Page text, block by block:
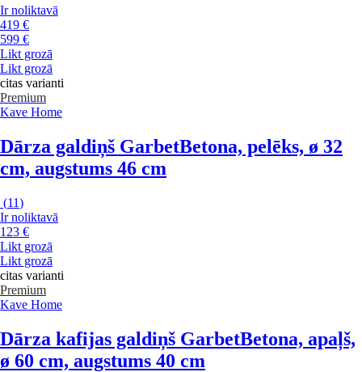
Ir noliktavā
419 €
599 €
Likt grozā
Likt grozā
citas varianti
Premium
Kave Home
Dārza galdiņš GarbetBetona, pelēks, ø 32
cm, augstums 46 cm
(11)
Ir noliktavā
123 €
Likt grozā
Likt grozā
citas varianti
Premium
Kave Home
Dārza kafijas galdiņš GarbetBetona, apaļš,
ø 60 cm, augstums 40 cm